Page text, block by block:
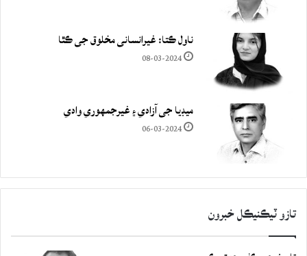
ناول ڪتا: غيرانساني مخلوق جي ڪٿا
08-03-2024
ميڊيا جي آزادي ۽ غيرجمھوري وادي
06-03-2024
تازو ٽيڪنيڪل خبرون